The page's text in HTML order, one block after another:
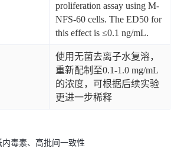
proliferation assay using M-
NFS-60 cells. The ED50 for
this effect is ≤0.1 ng/mL.
使用无菌去离子水复溶，
重新配制至0.1-1.0 mg/mL
的浓度，可根据后续实验
更进一步稀释
毒素、高批间一致性